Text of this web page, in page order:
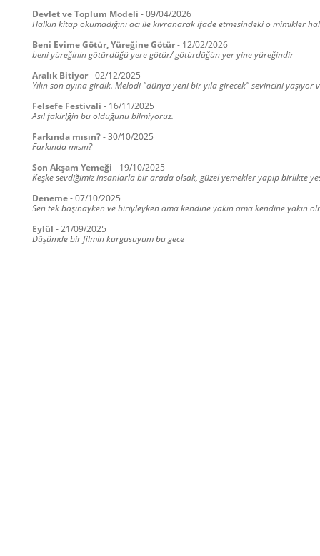
Devlet ve Toplum Modeli -09/04/2026
Halkın kitap okumadığını acı ile kıvranarak ifade etmesindeki o mimikler
Beni Evime Götür, Yüreğine Götür- 12/02/2026
beni yüreğinin götürdüğü yere götür/ götürdüğün yer yine yüreğindir
Aralık Bitiyor-02/12/2025
Yılın son ayına girdik. Melodi "dünya yeni bir yıla girecek" sevincini
Felsefe Festivali - 16/11/2025
Asıl fakirlğin bu olduğunu bilmiyoruz.
Farkında mısın?-30/10/2025
Farkında mısın?
Son Akşam Yemeği - 19/10/2025
Keşke sevdiğimiz insanlarla bir arada olsak, güzel yemekler yapıp birlikte
Deneme-07/10/2025
Sen tek başınayken ve biriyleyken ama kendine yakın ama kendine yakın
Eylül -21/09/2025
Düşümde bir filmin kurgusuyum bu gece